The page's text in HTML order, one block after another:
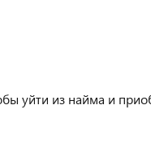
уйти из найма и